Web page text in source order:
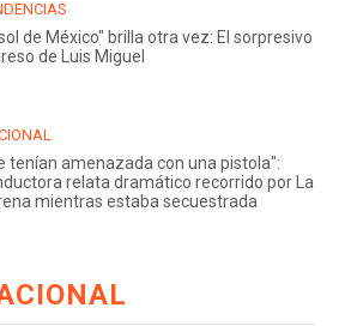
de México" brilla otra vez: El sorpresivo
de Luis Miguel
tenían amenazada con una pistola":
relata dramático recorrido por La
mientras estaba secuestrada